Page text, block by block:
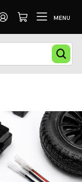
MENU